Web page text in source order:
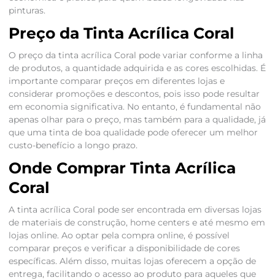
pinturas.
Preço da Tinta Acrílica Coral
O preço da tinta acrílica Coral pode variar conforme a linha
de produtos, a quantidade adquirida e as cores escolhidas. É
importante comparar preços em diferentes lojas e
considerar promoções e descontos, pois isso pode resultar
em economia significativa. No entanto, é fundamental não
apenas olhar para o preço, mas também para a qualidade, já
que uma tinta de boa qualidade pode oferecer um melhor
custo-benefício a longo prazo.
Onde Comprar Tinta Acrílica
Coral
A tinta acrílica Coral pode ser encontrada em diversas lojas
de materiais de construção, home centers e até mesmo em
lojas online. Ao optar pela compra online, é possível
comparar preços e verificar a disponibilidade de cores
específicas. Além disso, muitas lojas oferecem a opção de
entrega, facilitando o acesso ao produto para aqueles que